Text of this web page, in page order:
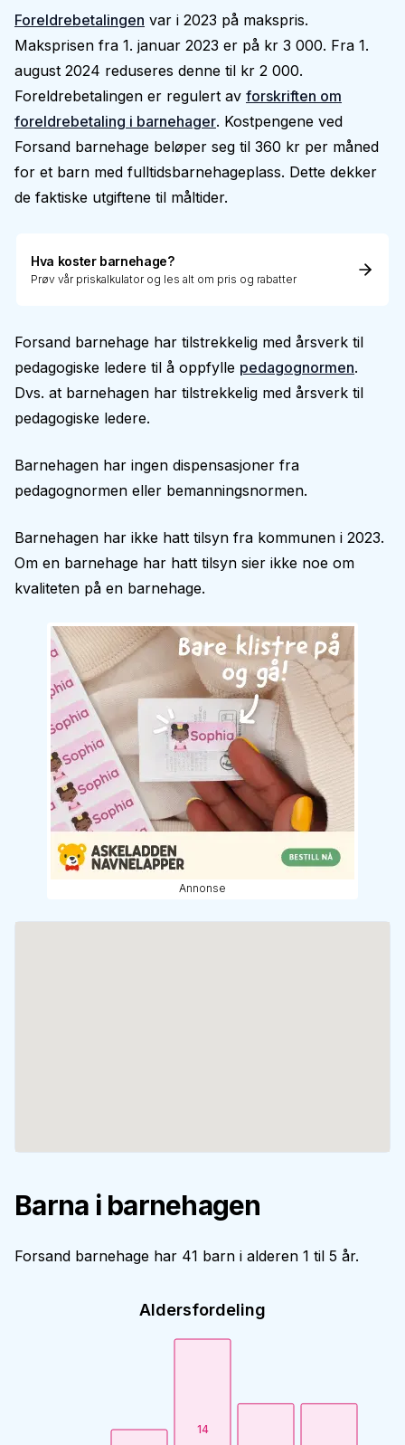
Foreldrebetalingen var i 2023 på makspris.
Maksprisen fra 1. januar 2023 er på kr 3 000. Fra 1.
august 2024 reduseres denne til kr 2 000.
Foreldrebetalingen er regulert av forskriften om
foreldrebetaling i barnehager. Kostpengene ved
Forsand barnehage beløper seg til 360 kr per måned
for et barn med fulltidsbarnehageplass. Dette dekker
de faktiske utgiftene til måltider.
Hva koster barnehage?
Prøv vår priskalkulator og les alt om pris og rabatter
Forsand barnehage har tilstrekkelig med årsverk til
pedagogiske ledere til å oppfylle pedagognormen.
Dvs. at barnehagen har tilstrekkelig med årsverk til
pedagogiske ledere.
Barnehagen har ingen dispensasjoner fra
pedagognormen eller bemanningsnormen.
Barnehagen har ikke hatt tilsyn fra kommunen i 2023.
Om en barnehage har hatt tilsyn sier ikke noe om
kvaliteten på en barnehage.
Annonse
Barna i barnehagen
Forsand barnehage har 41 barn i alderen 1 til 5 år.
Aldersfordeling
14